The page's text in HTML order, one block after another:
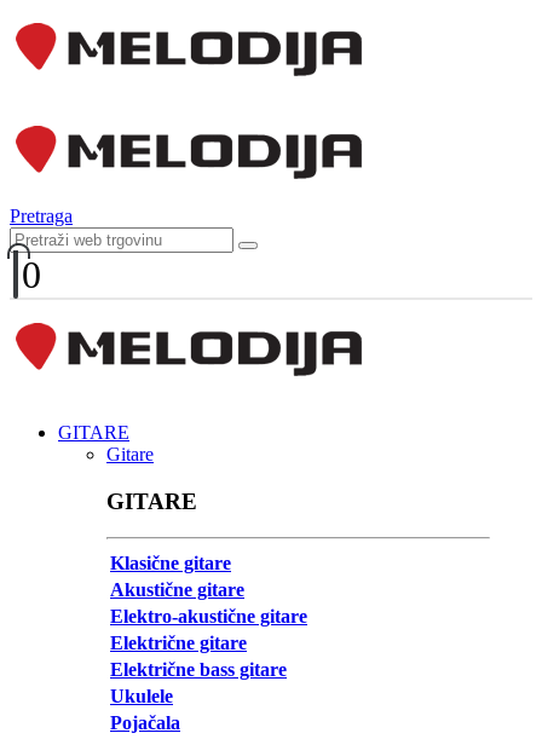
Pretraga
0
GITARE
Gitare
GITARE
Klasične gitare
Akustične gitare
Elektro-akustične gitare
Električne gitare
Električne bass gitare
Ukulele
Pojačala